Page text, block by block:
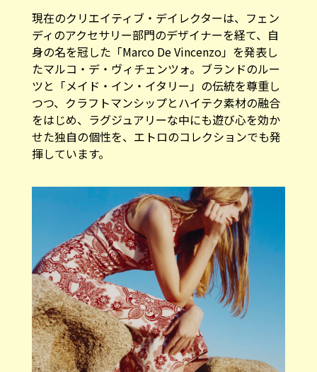
身の名を冠した「Marco De Vincenzo」を発表し
たマルコ・デ・ヴィチェンツォ。ブランドのルー
ツと「メイド・イン・イタリー」の伝統を尊重し
つつ、クラフトマンシップとハイテク素材の融合
をはじめ、ラグジュアリーな中にも遊び心を効か
せた独自の個性を、エトロのコレクションでも発
揮しています。